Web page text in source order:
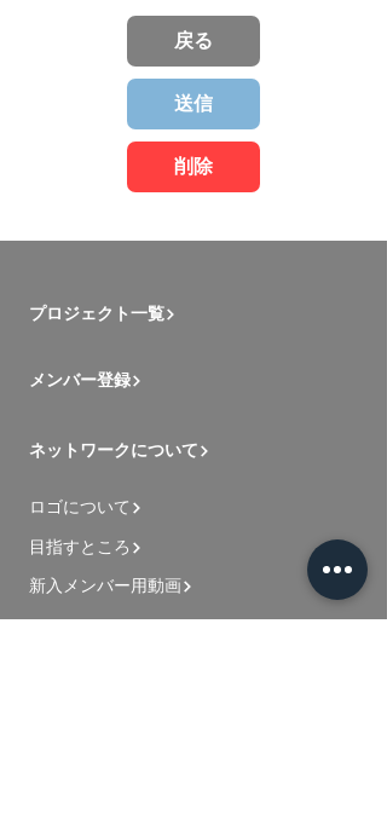
戻る
送信
削除
プロジェクト一覧
メンバー登録
ネットワークについて
ロゴについて
目指すところ
新入メンバー用動画